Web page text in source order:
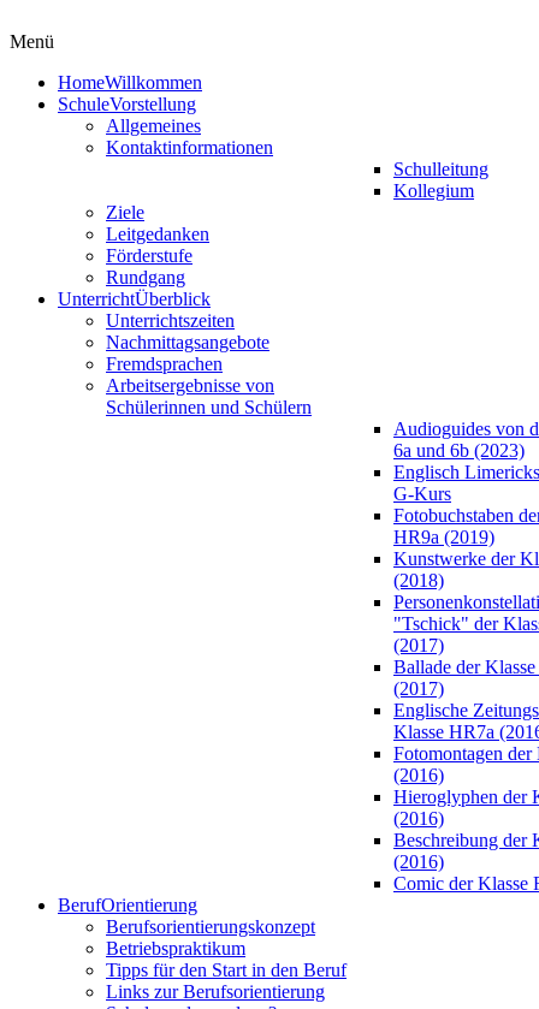
Menü
HomeWillkommen
SchuleVorstellung
Allgemeines
Kontaktinformationen
Schulleitung
Kollegium
Ziele
Leitgedanken
Förderstufe
Rundgang
UnterrichtÜberblick
Unterrichtszeiten
Nachmittagsangebote
Fremdsprachen
Arbeitsergebnisse von
Schülerinnen und Schülern
Audioguides von
6a und 6b (2023)
Englisch
G-Kurs
Fotobuchstaben
HR9a (2019)
Kunstwerke der
(2018)
"Tschick" der
(2017)
Ballade der
(2017)
Englische
Klasse HR7a
Fotomontagen der
(2016)
Hieroglyphen der
(2016)
Beschreibung der
(2016)
Comic der Klasse
BerufOrientierung
Berufsorientierungskonzept
Betriebspraktikum
Tipps für den Start in den Beruf
Links zur Berufsorientierung